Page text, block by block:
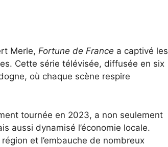
Merle, Fortune de France a captivé les
Cette série télévisée, diffusée en six
où chaque scène respire
tournée en 2023, a non seulement
aussi dynamisé l’économie locale.
et l’embauche de nombreux